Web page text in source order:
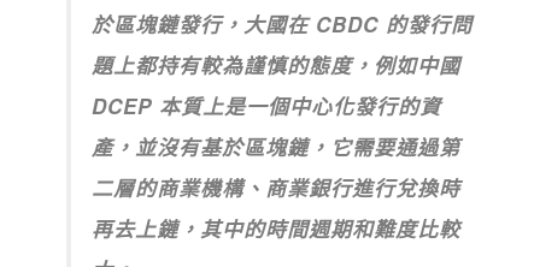
於區塊鏈發行，大國在 CBDC 的發行問
題上都持有較為謹慎的態度，例如中國
DCEP 本質上是一個中心化發行的資
產，並沒有基於區塊鏈，它需要通過第
二層的商業機構、商業銀行進行兌換時
再去上鏈，其中的時間週期和難度比較